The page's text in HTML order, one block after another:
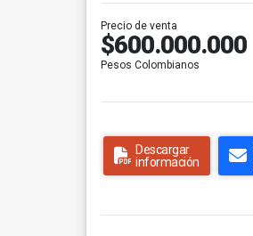
Precio de venta
$600.000.000
Pesos Colombianos
Descargar
información